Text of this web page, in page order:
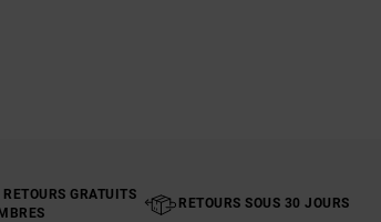
GRATUITS
RETOURS SOUS 30 JOURS